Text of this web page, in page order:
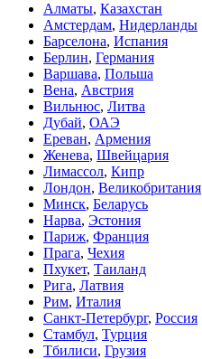
Алматы, Казахстан
Амстердам, Нидерланды
Барселона, Испания
Берлин, Германия
Варшава, Польша
Вена, Австрия
Вильнюс, Литва
Дубай, ОАЭ
Ереван, Армения
Женева, Швейцария
Лимассол, Кипр
Лондон, Великобритания
Минск, Беларусь
Нарва, Эстония
Париж, Франция
Прага, Чехия
Пхукет, Таиланд
Рига, Латвия
Рим, Италия
Санкт-Петербург, Россия
Стамбул, Турция
Тбилиси, Грузия